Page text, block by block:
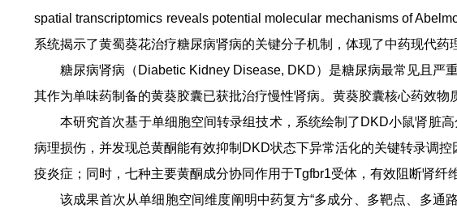
spatial transcriptomics reveals potential molecular mechanisms of
系统揭示了黄蜀葵花治疗糖尿病肾病的关键分子机制，体现了中药现代
糖尿病肾病（Diabetic Kidney Disease, DKD）是糖尿病最常见且严
其作为单味药制备的黄葵胶囊已获批治疗慢性肾病。黄葵胶囊核心药效
本研究首次基于单细胞空间转录组技术，系统绘制了DKD小鼠肾脏
病理损伤，并发现总黄酮能有效抑制DKD状态下异常活化的关键转录调
疫炎症；同时，七种主要黄酮成分协同作用于Tgfbr1受体，有效阻断肾
该成果首次从单细胞空间维度阐明中药复方“多成分、多靶点、多